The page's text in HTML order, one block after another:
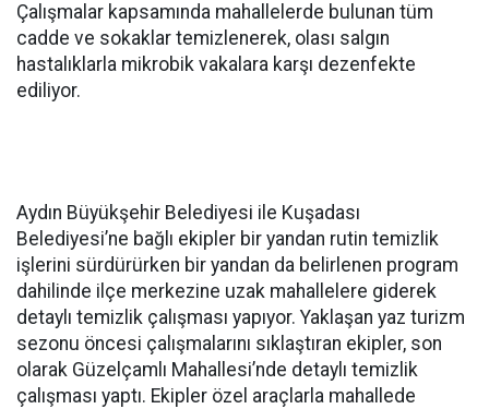
Çalışmalar kapsamında mahallelerde bulunan tüm
cadde ve sokaklar temizlenerek, olası salgın
hastalıklarla mikrobik vakalara karşı dezenfekte
ediliyor.
Aydın Büyükşehir Belediyesi ile Kuşadası
Belediyesi’ne bağlı ekipler bir yandan rutin temizlik
işlerini sürdürürken bir yandan da belirlenen program
dahilinde ilçe merkezine uzak mahallelere giderek
detaylı temizlik çalışması yapıyor. Yaklaşan yaz turizm
sezonu öncesi çalışmalarını sıklaştıran ekipler, son
olarak Güzelçamlı Mahallesi’nde detaylı temizlik
çalışması yaptı. Ekipler özel araçlarla mahallede